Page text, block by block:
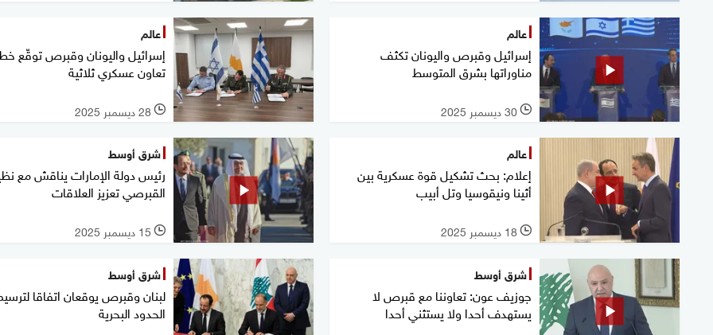
عالم
إسرائيل وقبرص واليونان تكثف
مناوراتها بشرق المتوسط
l 30 ديسمبر 2025
عالم
إسرائيل واليونان وقبرص توقّع
تعاون عسكري ثلاثية
l 28 ديسمبر 2025
عالم
إعلام: بحث تشكيل قوة عسكرية بين
أثينا ونيقوسيا وتل أبيب
l 18 ديسمبر 2025
شرق أوسط
رئيس دولة الإمارات يناقش مع
القبرصي تعزيز العلاقات
l 15 ديسمبر 2025
شرق أوسط
جوزيف عون: تعاوننا مع قبرص لا
يستهدف أحدا ولا يستثني أحدا
شرق أوسط
لبنان وقبرص يوقعان اتفاقا
الحدود البحرية